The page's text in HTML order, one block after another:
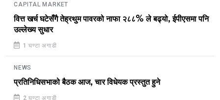
CAPITAL MARKET
वित्त खर्च घटेसँगै तेह्रथुम पावरको नाफा २८८% ले बढ्यो, ईपीएसमा पनि
उल्लेख्य सुधार
1 घण्टा अगाडी
NEWS
प्रतिनिधिसभाको बैठक आज, चार विधेयक प्रस्तुत हुने
2 घण्टा अगाडी